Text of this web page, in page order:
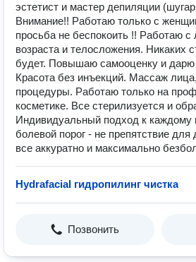
эстетист и мастер депиляции
Внимание!! Работаю только с
просьба не беспокоить !! Работаю
возраста и телосложения. Никаких
будет. Повышаю самооценку и дарю
Красота без инъекций. Массаж
процедуры. Работаю только на
косметике. Все стерилизуется и
Индивидуальный подход к каждому
болевой порог - не препятствие
все аккуратно и максимально
Hydrafacial гидропилинг чистка
Позвонить